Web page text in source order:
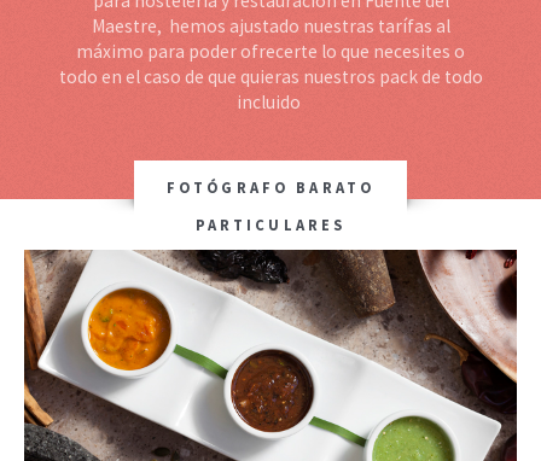
Maestre, hemos ajustado nuestras tarífas al
máximo para poder ofrecerte lo que necesites o
todo en el caso de que quieras nuestros pack de todo
incluido
FOTÓGRAFO BARATO
PARTICULARES